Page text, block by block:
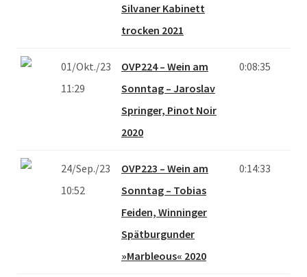
Silvaner Kabinett
trocken 2021
01/Okt./23
11:29
OVP224 – Wein am
Sonntag – Jaroslav
Springer, Pinot Noir
2020
0:08:35
24/Sep./23
10:52
OVP223 – Wein am
Sonntag – Tobias
Feiden, Winninger
Spätburgunder
»Marbleous« 2020
0:14:33